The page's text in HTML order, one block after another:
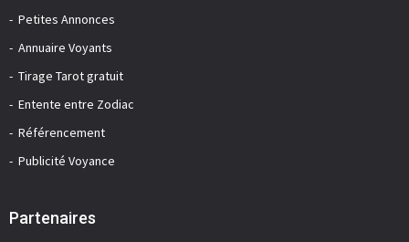
Petites Annonces
Annuaire Voyants
Tirage Tarot gratuit
Entente entre Zodiac
Référencement
Publicité Voyance
Partenaires